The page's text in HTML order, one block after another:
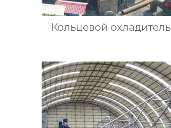
Кольцевой охладитель